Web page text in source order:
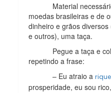
Material necessário:
moedas brasileiras e de
dinheiro e grãos
e outros), uma taça.
Pegue a taça e
repetindo a frase:
– Eu atraio a
prosperidade, eu sou